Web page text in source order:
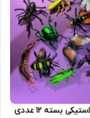
حشرات پلاستیکی بسته ۱۲ عددی